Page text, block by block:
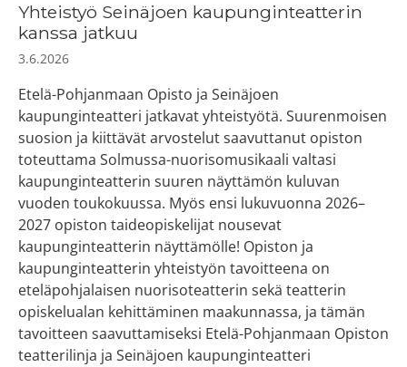
Yhteistyö Seinäjoen kaupunginteatterin
kanssa jatkuu
3.6.2026
Etelä-Pohjanmaan Opisto ja Seinäjoen
kaupunginteatteri jatkavat yhteistyötä. Suurenmoisen
suosion ja kiittävät arvostelut saavuttanut opiston
toteuttama Solmussa-nuorisomusikaali valtasi
kaupunginteatterin suuren näyttämön kuluvan
vuoden toukokuussa. Myös ensi lukuvuonna 2026–
2027 opiston taideopiskelijat nousevat
kaupunginteatterin näyttämölle! Opiston ja
kaupunginteatterin yhteistyön tavoitteena on
eteläpohjalaisen nuorisoteatterin sekä teatterin
opiskelualan kehittäminen maakunnassa, ja tämän
tavoitteen saavuttamiseksi Etelä-Pohjanmaan Opiston
teatterilinja ja Seinäjoen kaupunginteatteri